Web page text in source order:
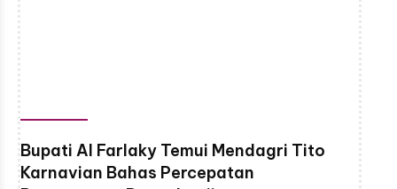
Bupati Al Farlaky Temui Mendagri Tito
Karnavian Bahas Percepatan